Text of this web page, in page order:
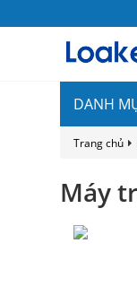
DANH
Trang chủ
Máy